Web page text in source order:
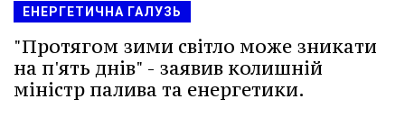
ЕНЕРГЕТИЧНА ГАЛУЗЬ
"Протягом зими світло може зникати
на п'ять днів" - заявив колишній
міністр палива та енергетики.